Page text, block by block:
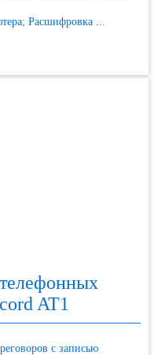
Расшифровка ...
AT1
с записью